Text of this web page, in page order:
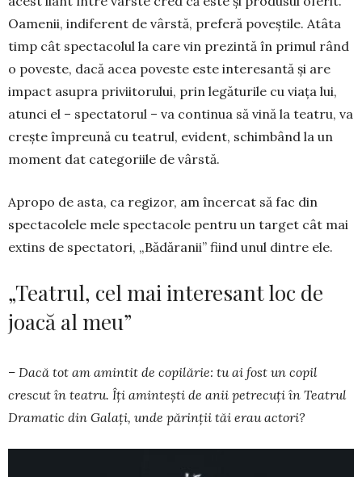
Oamenii, indiferent de vârstă, preferă poveștile. Atâta
timp cât spectacolul la care vin prezintă în primul rând
o poveste, dacă acea poveste este interesantă și are
impact asupra priviitorului, prin legăturile cu viața lui,
atunci el – spectatorul – va continua să vină la teatru, va
crește împreună cu teatrul, evident, schimbând la un
moment dat categoriile de vârstă.
Apropo de asta, ca re­gizor, am încercat să fac din
spectacolele me­le spectacole pentru un target cât mai
extins de spectatori, „Bădăranii” fiind unul dintre ele.
„Teatrul, cel mai interesant loc de
joacă al meu”
– Dacă tot am amintit de copilărie: tu ai fost un copil
crescut în teatru. Îți amintești de anii petrecuți în Teatrul
Dramatic din Galați, unde părinții tăi erau actori?